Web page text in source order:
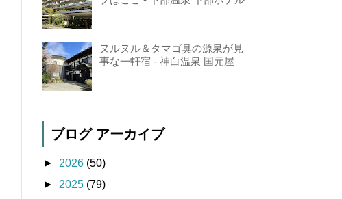
ヌルヌル＆タマゴ臭の源泉が見
事な一軒宿 - 神白温泉 国元屋
ブログ アーカイブ
► 2026 (50)
► 2025 (79)